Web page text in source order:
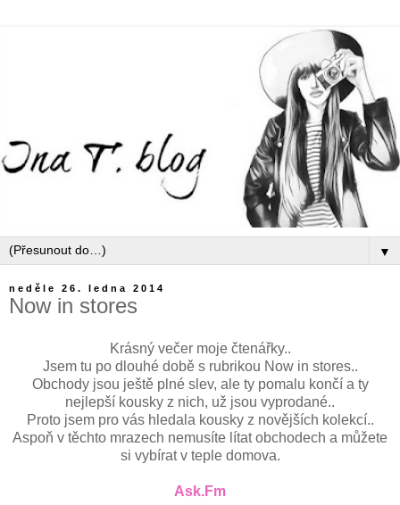
▼
neděle 26. ledna 2014
Now in stores
Krásný večer moje čtenářky..
Jsem tu po dlouhé době s rubrikou Now in stores..
Obchody jsou ještě plné slev, ale ty pomalu končí a ty
nejlepší kousky z nich, už jsou vyprodané..
Proto jsem pro vás hledala kousky z novějších kolekcí..
Aspoň v těchto mrazech nemusíte lítat obchodech a můžete
si vybírat v teple domova.
Ask.Fm